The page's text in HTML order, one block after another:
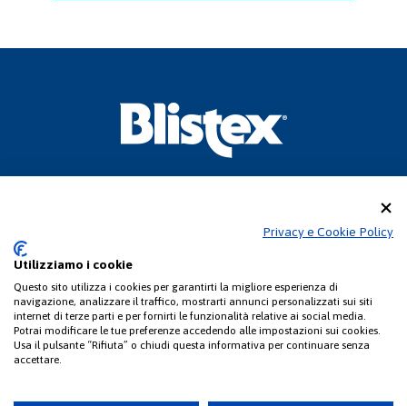
Sede legale: Via Pasquale Paoli, 1 – 22100 Como (CO)
Uffici Commerciali: Via Pasquale Paoli, 1 - 22100 Como (CO)
C.F./P. IVA 01063510406 – REA CO-248914 - Registro delle imprese di Como
Capitale sociale e quota versata Euro 50.000,00
Privacy e Cookie Policy
Utilizziamo i cookie
Questo sito utilizza i cookies per garantirti la migliore esperienza di
navigazione, analizzare il traffico, mostrarti annunci personalizzati sui siti
internet di terze parti e per fornirti le funzionalità relative ai social media.
Potrai modificare le tue preferenze accedendo alle impostazioni sui cookies.
Usa il pulsante “Rifiuta” o chiudi questa informativa per continuare senza
accettare.